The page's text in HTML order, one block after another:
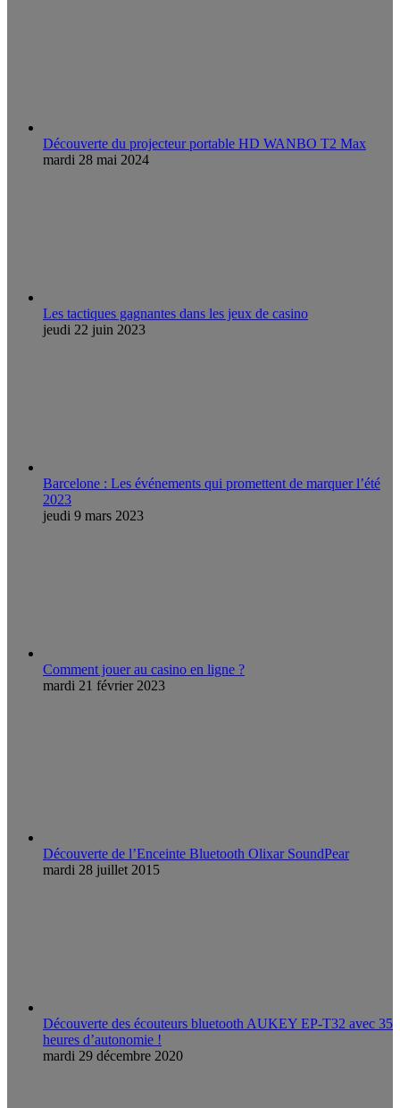
Découverte du projecteur portable HD WANBO T2 Max
mardi 28 mai 2024
Les tactiques gagnantes dans les jeux de casino
jeudi 22 juin 2023
Barcelone : Les événements qui promettent de marquer l’été
2023
jeudi 9 mars 2023
Comment jouer au casino en ligne ?
mardi 21 février 2023
Découverte de l’Enceinte Bluetooth Olixar SoundPear
mardi 28 juillet 2015
Découverte des écouteurs bluetooth AUKEY EP-T32 avec 35
heures d’autonomie !
mardi 29 décembre 2020